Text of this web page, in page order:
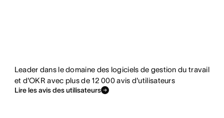
Leader dans le domaine des logiciels de gestion du travail
et d'OKR avec plus de 12 000 avis d'utilisateurs
Lire les avis des utilisateurs